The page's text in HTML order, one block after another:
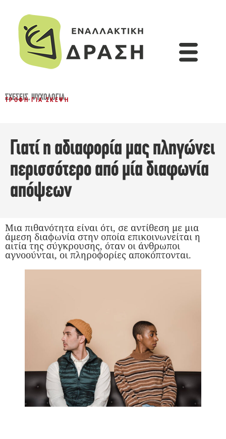
ΣΧΈΣΕΙΣ,ΨΥΧΟΛΟΓΊΑ
ΤΡΟΦΉ ΓΙΑ ΣΚΈΨΗ
Γιατί η αδιαφορία μας πληγώνει
περισσότερο από μία διαφωνία
απόψεων
Μια πιθανότητα είναι ότι, σε αντίθεση με μια
άμεση διαφωνία στην οποία επικοινωνείται η
αιτία της σύγκρουσης, όταν οι άνθρωποι
αγνοούνται, οι πληροφορίες αποκόπτονται.